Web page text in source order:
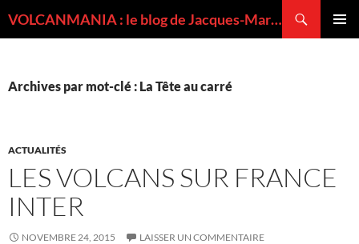
VOLCANMANIA : le blog de Jacques-Marie BARDINTZEFF, volcanologue
Archives par mot-clé : La Tête au carré
ACTUALITÉS
LES VOLCANS SUR FRANCE
INTER
NOVEMBRE 24, 2015 LAISSER UN COMMENTAIRE